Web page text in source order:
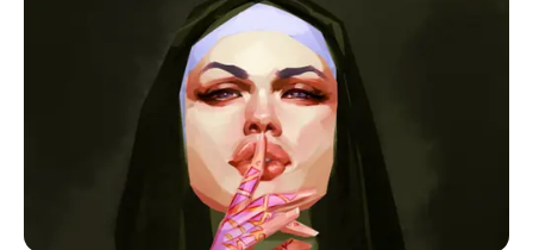
วิธี คลายเครียด สิ่งที่ทำให้เธอเครียดที่สุดก็คือ เรื่องการ
เดินทางหรือต้องอยู่ท่ามกลางผู้คนมากมาย เพราะเธอเป็น
คนเหนื่อยง่ายแถมถ้าเหนื่อยใจยิ่งแย่ใหญ่ การผ่อนคลาย
ของเธอน่าจะเป็นการได้เล่นกับสัตว์เลี้ยง ปลูกต้นไม้ หรือไม่
ก็หลับยาวไปเลยก็ได้นะ